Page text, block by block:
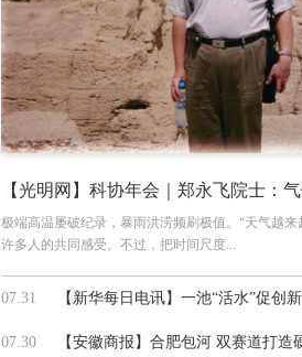
【光明网】科协年会｜郑永飞院士：
极端高温屡破纪录，暴雨洪涝频刷极值。“天气越来
许多人的共同感受。不过，把时间尺度...
07.31 【新华每日电讯】一池“活水”促创新
07.30 【安徽商报】合肥包河 双赛道打造